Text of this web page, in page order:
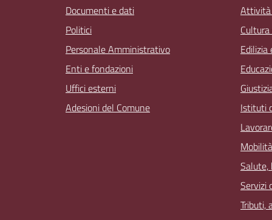
Documenti e dati
Politici
Personale Amministrativo
Enti e fondazioni
Uffici esterni
Adesioni del Comune
Attività
Edilizia
Istituti
Salute,
Servizi
Tributi,